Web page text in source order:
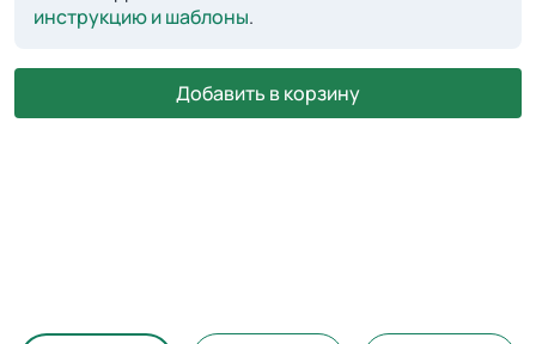
инструкцию и шаблоны.
Добавить в корзину